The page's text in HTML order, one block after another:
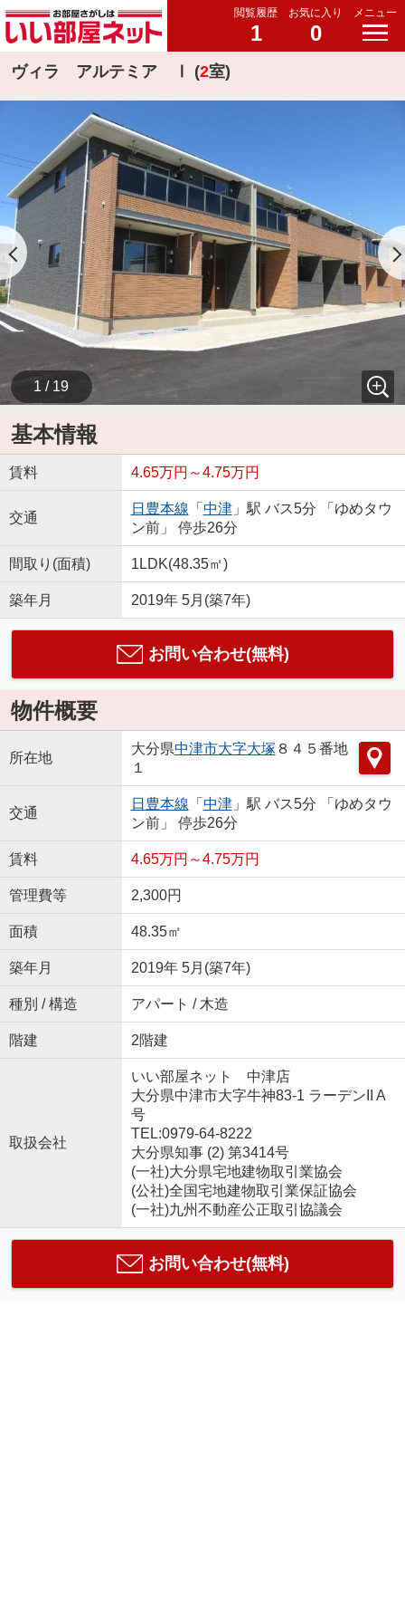
閲覧履歴
1
お気に入り
0
メニュー
ヴィラ アルテミア Ⅰ (2室)
1 / 19
基本情報
賃料 4.65万円～4.75万円
交通
日豊本線 「 中津」駅 バス5分 「ゆめタウ
ン前」 停歩26分
間取り(面積) 1LDK(48.35㎡)
築年月 2019年 5月(築7年)
お問い合わせ(無料)
物件概要
所在地
大分県中津市大字大塚 ８４５番地
１
交通
日豊本線 「 中津」駅 バス5分 「ゆめタウ
ン前」 停歩26分
賃料 4.65万円～4.75万円
管理費等 2,300円
面積 48.35㎡
築年月 2019年 5月(築7年)
種別 / 構造 アパート / 木造
階建 2階建
取扱会社
いい部屋ネット 中津店
大分県中津市大字牛神83-1 ラーデンII A
号
TEL:0979-64-8222
大分県知事 (2) 第3414号
(一社)大分県宅地建物取引業協会
(公社)全国宅地建物取引業保証協会
(一社)九州不動産公正取引協議会
お問い合わせ(無料)